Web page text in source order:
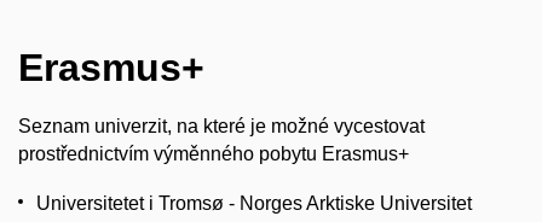
Erasmus+
Seznam univerzit, na které je možné vycestovat
prostřednictvím výměnného pobytu Erasmus+
Universitetet i Tromsø - Norges Arktiske Universitet